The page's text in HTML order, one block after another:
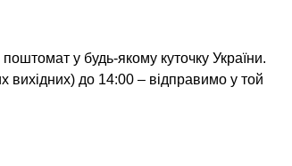
у будь-якому куточку України.
вихідних) до 14:00 – відправимо у той